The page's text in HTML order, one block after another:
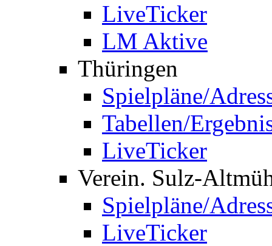
LiveTicker
LM Aktive
Thüringen
Spielpläne/
Tabellen/
LiveTicker
Verein. Sulz-
Spielpläne/
LiveTicker